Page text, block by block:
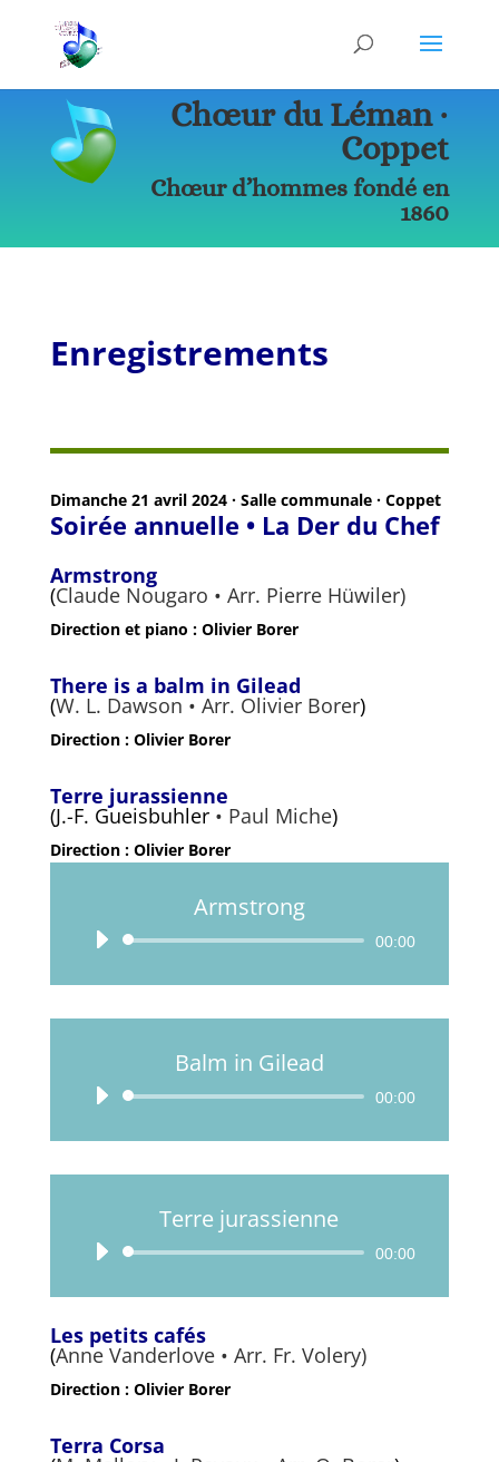
Chœur du Léman ∙
Coppet
Chœur d’hommes fondé en
1860
Enregistrements
Dimanche 21 avril 2024 · Salle communale · Coppet
Soirée annuelle • La Der du Chef
Armstrong
(Claude Nougaro • Arr. Pierre Hüwiler)
Direction et piano : Olivier Borer
There is a balm in Gilead
(W. L. Dawson • Arr. Olivier Borer)
Direction : Olivier Borer
Terre jurassienne
(J.-F. Gueisbuhler• Paul Miche)
Direction : Olivier Borer
Armstrong
Lecteur
00:00
Balm in Gilead
Lecteur
00:00
Terre jurassienne
Lecteur
00:00
Les petits cafés
(Anne Vanderlove • Arr. Fr. Volery)
Direction : Olivier Borer
Terra Corsa